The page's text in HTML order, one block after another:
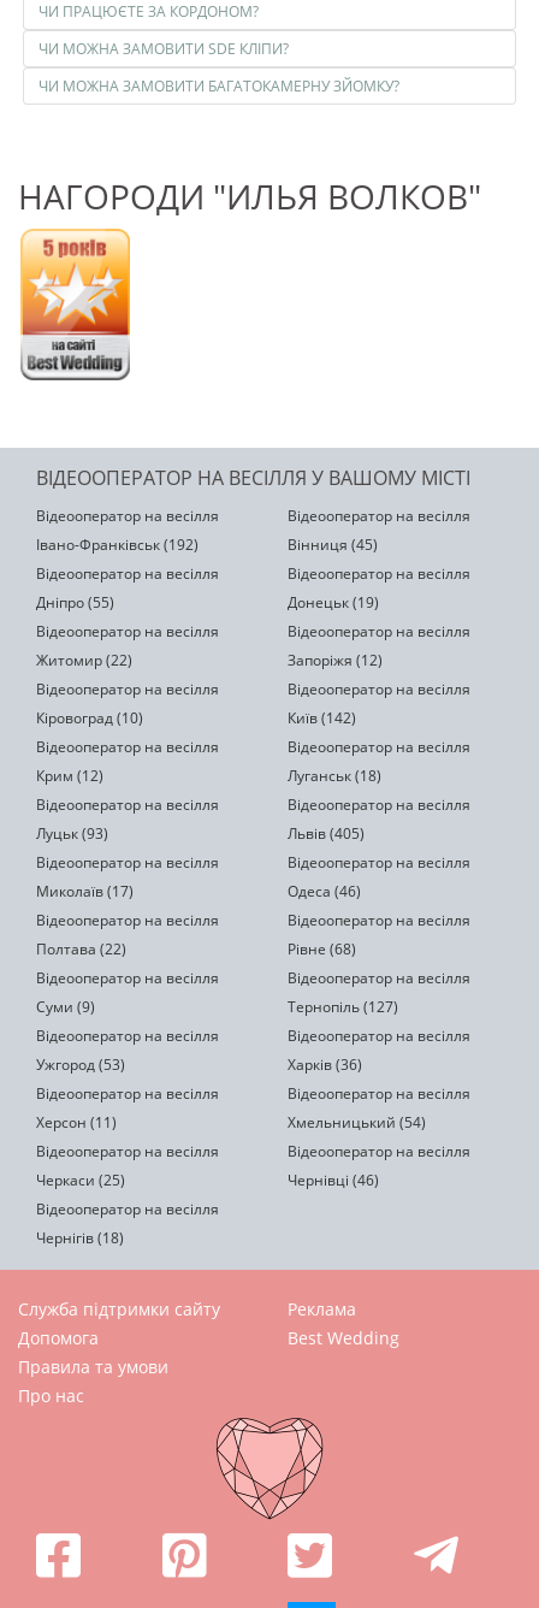
ЧИ ПРАЦЮЄТЕ ЗА КОРДОНОМ?
ЧИ МОЖНА ЗАМОВИТИ SDE КЛІПИ?
ЧИ МОЖНА ЗАМОВИТИ БАГАТОКАМЕРНУ ЗЙОМКУ?
НАГОРОДИ "ИЛЬЯ ВОЛКОВ"
ВІДЕООПЕРАТОР НА ВЕСІЛЛЯ У ВАШОМУ МІСТІ
Відеооператор на весілля
Івано-Франківськ (192)
Відеооператор на весілля
Вінниця (45)
Відеооператор на весілля
Дніпро (55)
Відеооператор на весілля
Донецьк (19)
Відеооператор на весілля
Житомир (22)
Відеооператор на весілля
Запоріжя (12)
Відеооператор на весілля
Кіровоград (10)
Відеооператор на весілля
Київ (142)
Відеооператор на весілля
Крим (12)
Відеооператор на весілля
Луганськ (18)
Відеооператор на весілля
Луцьк (93)
Відеооператор на весілля
Львів (405)
Відеооператор на весілля
Миколаїв (17)
Відеооператор на весілля
Одеса (46)
Відеооператор на весілля
Полтава (22)
Відеооператор на весілля
Рівне (68)
Відеооператор на весілля
Суми (9)
Відеооператор на весілля
Тернопіль (127)
Відеооператор на весілля
Ужгород (53)
Відеооператор на весілля
Харків (36)
Відеооператор на весілля
Херсон (11)
Відеооператор на весілля
Хмельницький (54)
Відеооператор на весілля
Черкаси (25)
Відеооператор на весілля
Чернівці (46)
Відеооператор на весілля
Чернігів (18)
Служба підтримки сайту
Допомога
Правила та умови
Про нас
Реклама
Best Wedding